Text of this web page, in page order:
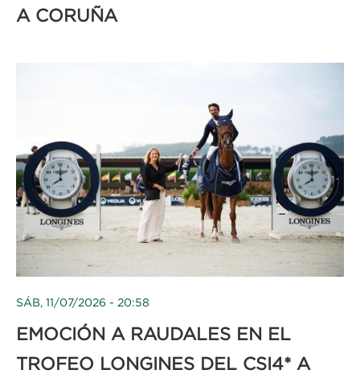
A CORUÑA
SÁB, 11/07/2026 - 20:58
EMOCIÓN A RAUDALES EN EL
TROFEO LONGINES DEL CSI4* A